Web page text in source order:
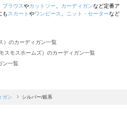
ブラウスやカットソー カーディガンなど定番ア
も スカート やワンピース ニット・セーターなど
）のカーディガン一覧
スモスホームズ）のカーディガン一覧
ン一覧
ルバイサマンサモスモス）のカーディガン一覧
ス ブルー）のカーディガン一覧
ガン シルバー/銀系